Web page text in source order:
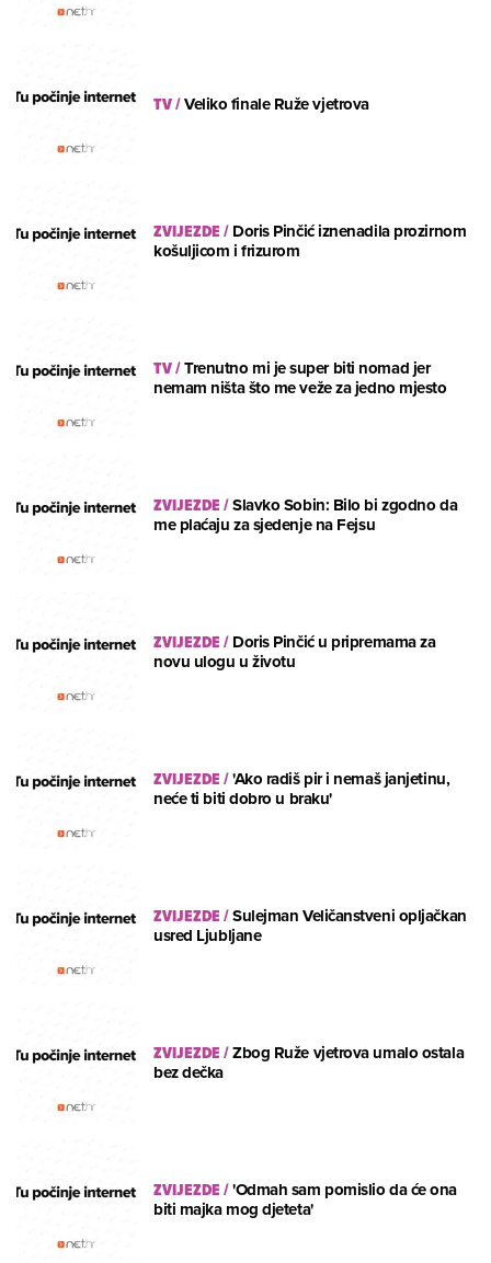
TV/Veliko finale Ruže vjetrova
ZVIJEZDE/Doris Pinčić iznenadila prozirnom
košuljicom i frizurom
TV/Trenutno mi je super biti nomad jer
nemam ništa što me veže za jedno mjesto
ZVIJEZDE/Slavko Sobin: Bilo bi zgodno da
me plaćaju za sjedenje na Fejsu
ZVIJEZDE/Doris Pinčić u pripremama za
novu ulogu u životu
ZVIJEZDE/'Ako radiš pir i nemaš janjetinu,
neće ti biti dobro u braku'
ZVIJEZDE/Sulejman Veličanstveni opljačkan
usred Ljubljane
ZVIJEZDE/Zbog Ruže vjetrova umalo ostala
bez dečka
ZVIJEZDE/'Odmah sam pomislio da će ona
biti majka mog djeteta'